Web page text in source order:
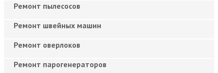
Ремонт пылесосов
Ремонт швейных машин
Ремонт оверлоков
Ремонт парогенераторов